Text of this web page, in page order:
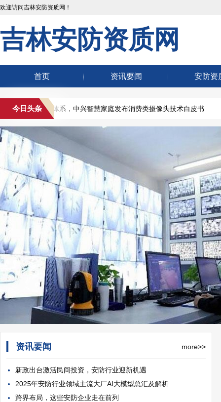
欢迎访问吉林安防资质网！
吉林安防资质网
首页 资讯要闻 安防资
今日头条
建家庭安防体系，中兴智慧家庭发布消费类摄像头技术白皮书
资讯要闻 more>>
新政出台激活民间投资，安防行业迎新机遇
2025年安防行业领域主流大厂AI大模型总汇及解析
跨界布局，这些安防企业走在前列